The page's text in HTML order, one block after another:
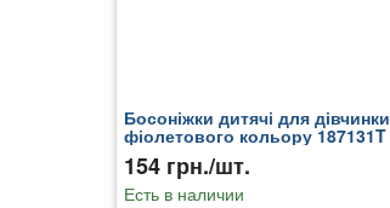
Босоніжки дитячі для дівчинки
фіолетового кольору 187131T
154 грн./шт.
Есть в наличии